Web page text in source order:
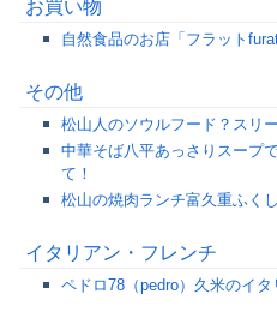
お買い物
自然食品のお店「フラット
その他
松山人のソウルフード？スリ
中華そば八平あっさりスープ
て！
松山の焼肉ランチ富久重ふく
イタリアン・フレンチ
ペドロ78（pedro）久米のイ